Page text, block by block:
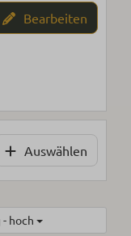
Bearbeiten
Auswählen
hoch